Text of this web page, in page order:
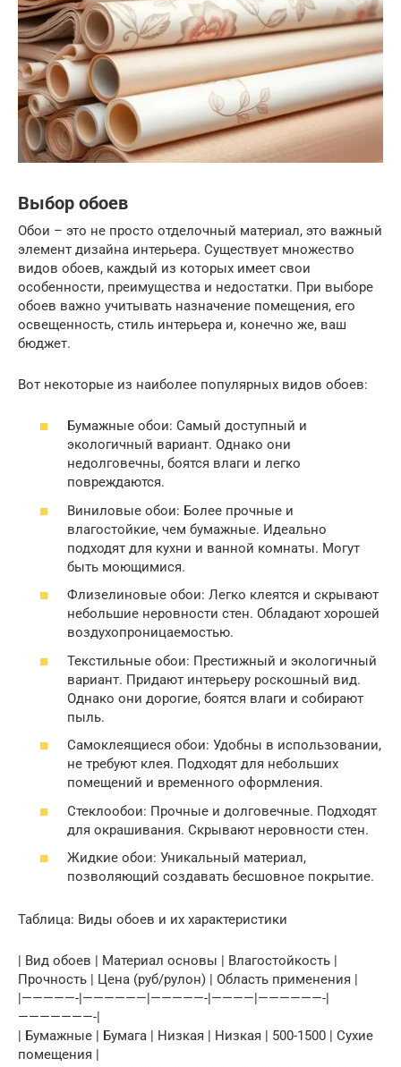
Выбор обоев
Обои – это не просто отделочный материал, это важный
элемент дизайна интерьера. Существует множество
видов обоев, каждый из которых имеет свои
особенности, преимущества и недостатки. При выборе
обоев важно учитывать назначение помещения, его
освещенность, стиль интерьера и, конечно же, ваш
бюджет.
Вот некоторые из наиболее популярных видов обоев:
Бумажные обои: Самый доступный и
экологичный вариант. Однако они
недолговечны, боятся влаги и легко
повреждаются.
Виниловые обои: Более прочные и
влагостойкие, чем бумажные. Идеально
подходят для кухни и ванной комнаты. Могут
быть моющимися.
Флизелиновые обои: Легко клеятся и скрывают
небольшие неровности стен. Обладают хорошей
воздухопроницаемостью.
Текстильные обои: Престижный и экологичный
вариант. Придают интерьеру роскошный вид.
Однако они дорогие, боятся влаги и собирают
пыль.
Самоклеящиеся обои: Удобны в использовании,
не требуют клея. Подходят для небольших
помещений и временного оформления.
Стеклообои: Прочные и долговечные. Подходят
для окрашивания. Скрывают неровности стен.
Жидкие обои: Уникальный материал,
позволяющий создавать бесшовное покрытие.
Таблица: Виды обоев и их характеристики
| Вид обоев | Материал основы | Влагостойкость |
Прочность | Цена (руб/рулон) | Область применения |
|—————-|——————|—————-|————|——————-|
———————-|
| Бумажные | Бумага | Низкая | Низкая | 500-1500 | Сухие
помещения |